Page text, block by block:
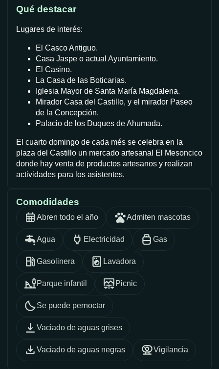
Qué destacar
Lugares de interés:
El Casco Antiguo.
Casa Jaspe o actual Ayuntamiento.
El Casino.
La Casa de las Boticarias.
Iglesia Mayor de Santa María Magdalena.
Mirador Casa del Castillo, y el mirador Paseo
de la Concepción.
Palacio de los Duques de Ahumada.
El cuarto domingo de cada més se celebra en la
plaza del Castillo un mercado artesanal El Mesoncico
donde hay venta de productos artesanos y realizan
actividades para los asistentes.
Comodidades
Abren todo el año Admiten mascotas
Agua Electricidad Gas
Gasolinera Lavadora
Parque infantil Picnic
Se puede pernoctar
Vaciado de aguas grises
Vaciado de aguas negras Vigilancia